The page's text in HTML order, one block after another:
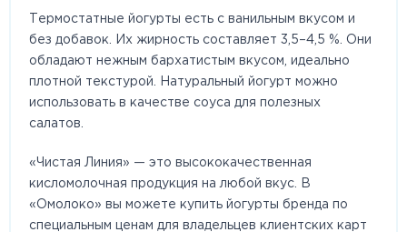
Термостатные йогурты есть с ванильным вкусом и
без добавок. Их жирность составляет 3,5–4,5 %. Они
обладают нежным бархатистым вкусом, идеально
плотной текстурой. Натуральный йогурт можно
использовать в качестве соуса для полезных
салатов.
«Чистая Линия» — это высококачественная
кисломолочная продукция на любой вкус. В
«Омолоко» вы можете купить йогурты бренда по
специальным ценам для владельцев клиентских карт